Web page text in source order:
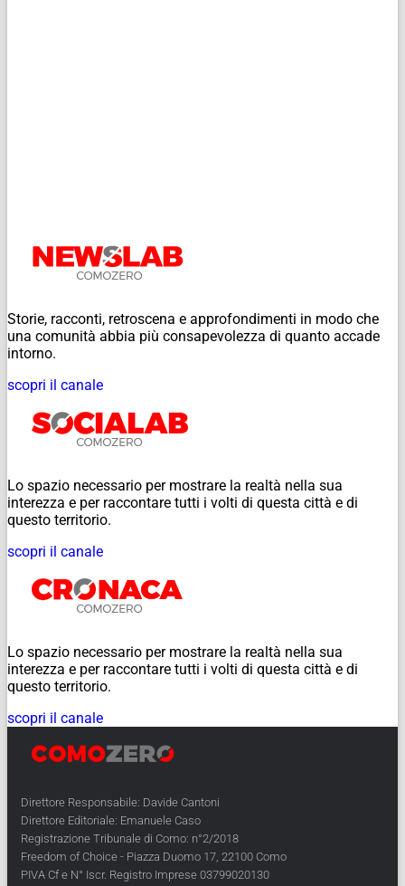
Storie, racconti, retroscena e approfondimenti in modo che
una comunità abbia più consapevolezza di quanto accade
intorno.
scopri il canale
Lo spazio necessario per mostrare la realtà nella sua
interezza e per raccontare tutti i volti di questa città e di
questo territorio.
scopri il canale
Lo spazio necessario per mostrare la realtà nella sua
interezza e per raccontare tutti i volti di questa città e di
questo territorio.
scopri il canale
Direttore Responsabile: Davide Cantoni
Direttore Editoriale: Emanuele Caso
Registrazione Tribunale di Como: n°2/2018
Freedom of Choice - Piazza Duomo 17, 22100 Como
PIVA Cf e N° Iscr. Registro Imprese 03799020130